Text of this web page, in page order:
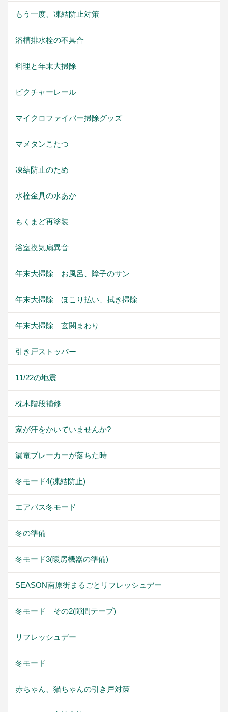
もう一度、凍結防止対策
浴槽排水栓の不具合
料理と年末大掃除
ピクチャーレール
マイクロファイバー掃除グッズ
マメタンこたつ
凍結防止のため
水栓金具の水あか
もくまど再塗装
浴室換気扇異音
年末大掃除 お風呂、障子のサン
年末大掃除 ほこり払い、拭き掃除
年末大掃除 玄関まわり
引き戸ストッパー
11/22の地震
枕木階段補修
家が汗をかいていませんか?
漏電ブレーカーが落ちた時
冬モード4(凍結防止)
エアパス冬モード
冬の準備
冬モード3(暖房機器の準備)
SEASON南原街まるごとリフレッシュデー
冬モード その2(隙間テープ)
リフレッシュデー
冬モード
赤ちゃん、猫ちゃんの引き戸対策